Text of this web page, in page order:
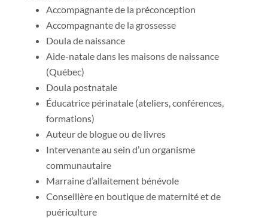
Accompagnante de la préconception
Accompagnante de la grossesse
Doula de naissance
Aide-natale dans les maisons de naissance
(Québec)
Doula postnatale
Éducatrice périnatale (ateliers, conférences,
formations)
Auteur de blogue ou de livres
Intervenante au sein d’un organisme
communautaire
Marraine d’allaitement bénévole
Conseillère en boutique de maternité et de
puériculture